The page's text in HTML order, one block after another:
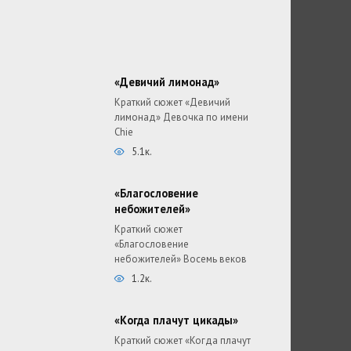
«Девичий лимонад»
Краткий сюжет «Девичий
лимонад» Девочка по имени
Chie
5.1к.
«Благословение
небожителей»
Краткий сюжет
«Благословение
небожителей» Восемь веков
1.2к.
«Когда плачут цикады»
Краткий сюжет «Когда плачут